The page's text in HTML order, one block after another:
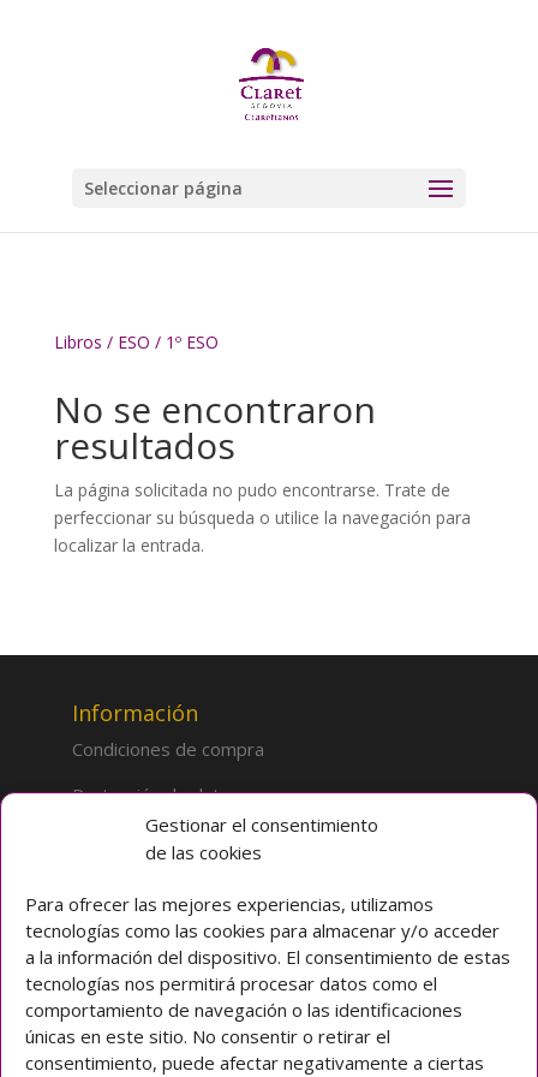
Gestionar el consentimiento
de las cookies
Para ofrecer las mejores experiencias, utilizamos
tecnologías como las cookies para almacenar y/o acceder
a la información del dispositivo. El consentimiento de estas
tecnologías nos permitirá procesar datos como el
comportamiento de navegación o las identificaciones
únicas en este sitio. No consentir o retirar el
consentimiento, puede afectar negativamente a ciertas
Seleccionar página
Libros /ESO / 1º ESO
No se encontraron
resultados
La página solicitada no pudo encontrarse. Trate de
perfeccionar su búsqueda o utilice la navegación para
localizar la entrada.
Información
Condiciones de compra
Protección de datos
Sobre la tienda
Inicio
Mi cuenta
Preguntas frecuentes
Colegio CLARET